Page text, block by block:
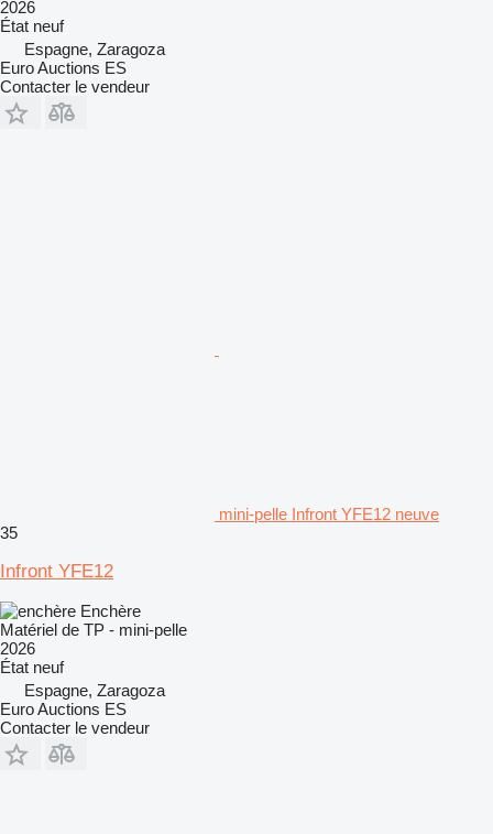
2026
État neuf
Espagne, Zaragoza
Euro Auctions ES
Contacter le vendeur
mini-pelle Infront YFE12 neuve
35
Infront YFE12
Enchère
Matériel de TP - mini-pelle
2026
État neuf
Espagne, Zaragoza
Euro Auctions ES
Contacter le vendeur